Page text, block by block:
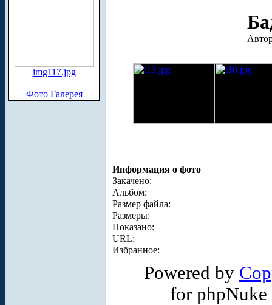
img117.jpg
Фото Галерея
Информация о фото
Закачено:
Альбом:
Размер файла:
Размеры:
Показано:
URL:
Избранное:
Powered by
for